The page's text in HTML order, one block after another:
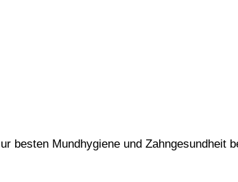
besten Mundhygiene und Zahngesundheit